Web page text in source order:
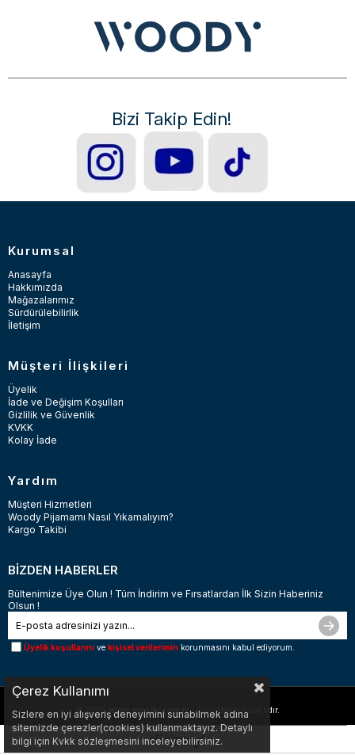
Bizi Takip Edin!
Kurumsal
Anasayfa
Hakkımızda
Mağazalarımız
Sürdürülebilirlik
İletişim
Müşteri İlişkileri
Üyelik
İade ve Değişim Koşulları
Gizlilik ve Güvenlik
KVKK
Kolay İade
Yardım
Müşteri Hizmetleri
Woody Pijamamı Nasıl Yıkamalıyım?
Kargo Takibi
BİZDEN HABERLER
Bültenimize Üye Olun ! Tüm İndirim ve Fırsatlardan İlk Sizin Haberiniz
Olsun !
Üyelik koşullarını ve kişisel verilerimin korunmasını kabul ediyorum.
© 2026 www.woody.com.tr - Tüm Hakları Saklıdır.
Çerez Kullanımı
Sizlere en iyi alışveriş deneyimini sunabilmek adına
sitemizde çerezler(cookies) kullanmaktayız. Detaylı
bilgi için Kvkk sözleşmesini inceleyebilirsiniz.